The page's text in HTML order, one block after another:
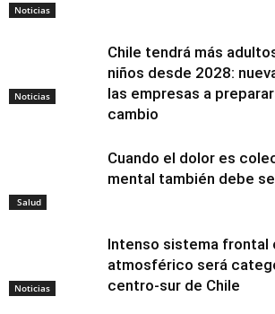
Noticias
Noticias
Chile tendrá más
niños desde 2028:
las empresas a
cambio
Salud
Cuando el dolor es
mental también debe
Noticias
Intenso sistema frontal
atmosférico será
centro-sur de Chile